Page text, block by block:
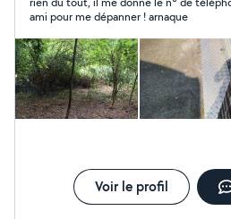
ami pour me dépanner ! arnaque
Voir le profil